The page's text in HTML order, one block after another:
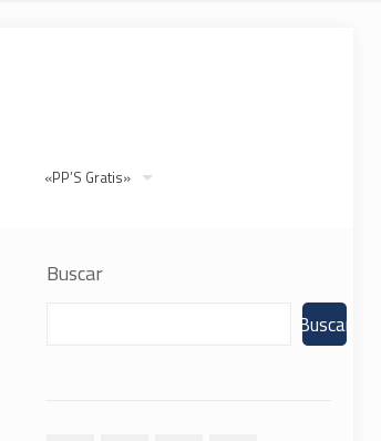
«PP’S Gratis»
Buscar
Buscar